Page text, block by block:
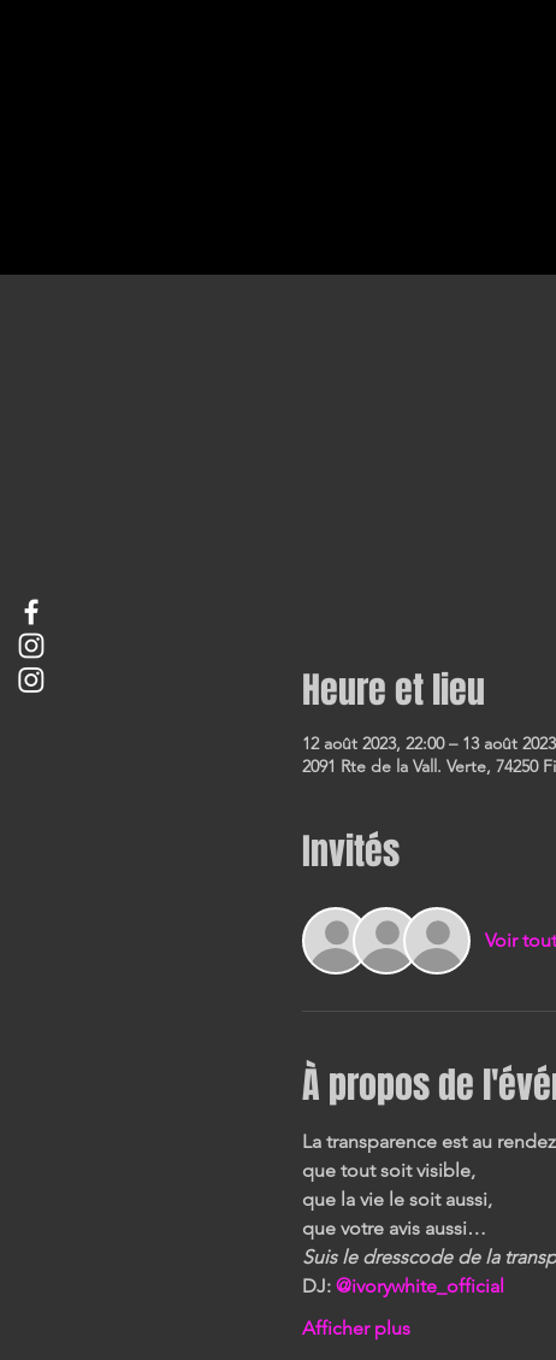
Heure et lieu
12 août 2023, 22:00 – 13 août
2091 Rte de la Vall. Verte, 74250
Invités
Voir tout
À propos de
La transparence est au
que tout soit visible,
que la vie le soit aussi,
que votre avis aussi…
Suis le dresscode de la
DJ: @ivorywhite_official
Afficher plus